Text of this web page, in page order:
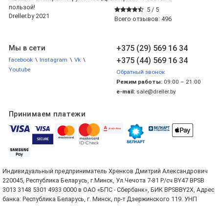
пользой!
5 / 5
Всего отзывов: 496
Dreller.by 2021
+375 (29) 569 16 34
+375 (44) 569 16 34
Обратный звонок
Режим работы: 09:00 – 21:00
e-mail: sale@dreller.by
Мы в сети
facebook \ Instagram \ Vk \
Youtube
Принимаем платежи
Индивидуальный предприниматель Хренков Дмитрий Александрович
220045, Республика Беларусь, г.Минск, Ул.Чечота 7-81 Р/сч BY47 BPSB
3013 3148 5301 4933 0000 в ОАО «БПС - Сбербанк», БИК BPSBBY2X, Адрес
банка: Республика Беларусь, г. Минск, пр-т Дзержинского 119. УНП